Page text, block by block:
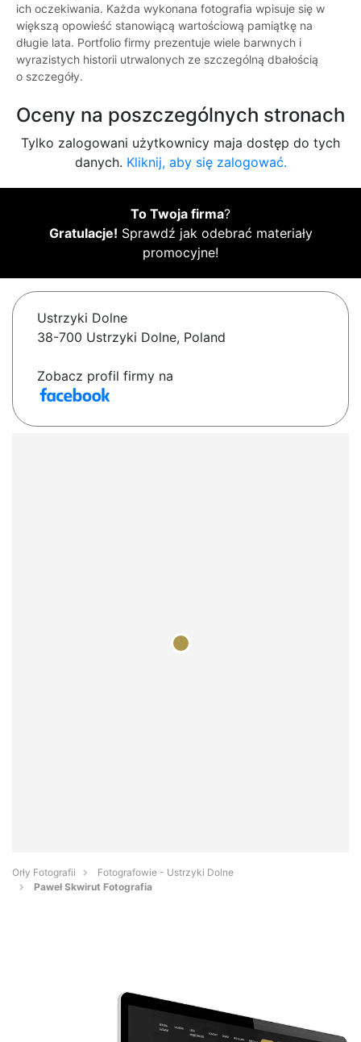
ich oczekiwania. Każda wykonana fotografia wpisuje się w
większą opowieść stanowiącą wartościową pamiątkę na
długie lata. Portfolio firmy prezentuje wiele barwnych i
wyrazistych historii utrwalonych ze szczególną dbałością
o szczegóły.
Oceny na poszczególnych stronach
Tylko zalogowani użytkownicy maja dostęp do tych
danych. Kliknij, aby się zalogować.
To Twoja firma?
Gratulacje! Sprawdź jak odebrać materiały
promocyjne!
Ustrzyki Dolne
38-700 Ustrzyki Dolne, Poland
Zobacz profil firmy na
Orły Fotografii
Fotografowie - Ustrzyki Dolne
Paweł Skwirut Fotografia